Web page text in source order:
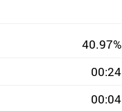
40.97%
00:24
00:04